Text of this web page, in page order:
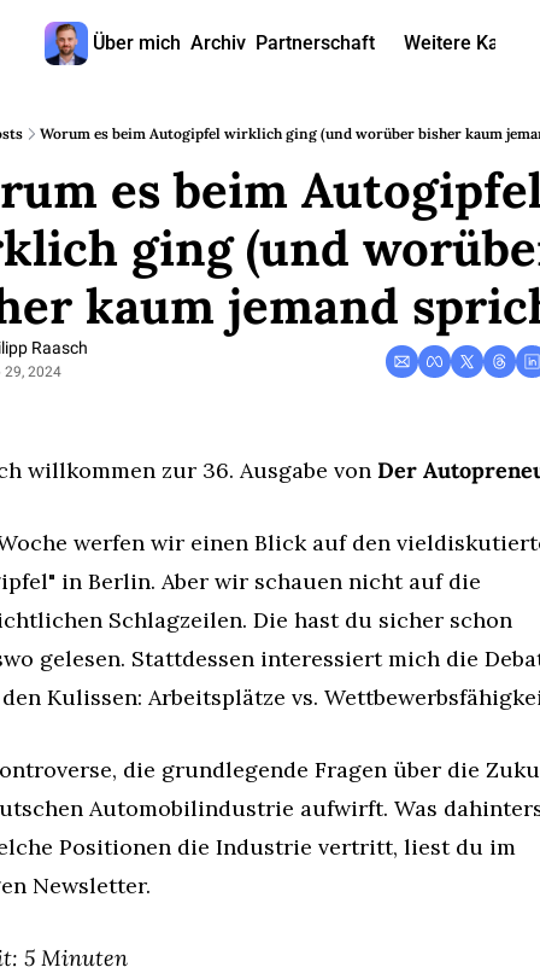
Über mich Archiv Partnerschaft Weitere Kanäle
🎧
🇬🇧
Worum es beim Autogipfel wirklich ging (und worüber bisher kaum
es beim
ging (und
kaum jemand
Raasch
29, 2024
willkommen zur 36. Ausgabe von Der
werfen wir einen Blick auf den
in Berlin. Aber wir schauen nicht auf die
Schlagzeilen. Die hast du sicher schon
gelesen. Stattdessen interessiert mich die
Kulissen: Arbeitsplätze vs.
die grundlegende Fragen über die
Automobilindustrie aufwirft. Was
Positionen die Industrie vertritt, liest du im
Newsletter.
5 Minuten